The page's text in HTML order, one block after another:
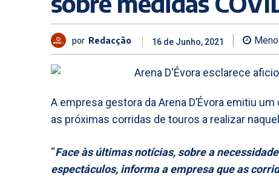
por Redacção 16 de Junho, 2021
A empresa gestora da Arena D’Évora emitiu
as próximas corridas de touros a realizar
“Face às últimas notícias, sobre a
espectáculos, informa a empresa que as